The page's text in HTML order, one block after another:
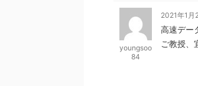
youngsoo
84
2021年1月
高速デー
ご教授、